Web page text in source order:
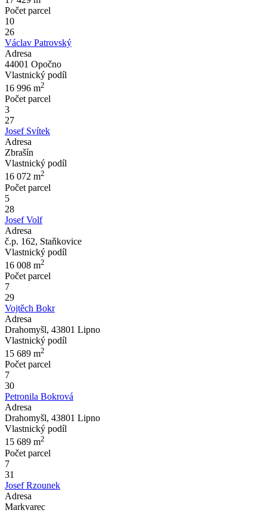
Počet parcel
10
26
Václav Patrovský
Adresa
44001 Opočno
Vlastnický podíl
16 996 m2
Počet parcel
3
27
Josef Svítek
Adresa
Zbrašín
Vlastnický podíl
16 072 m2
Počet parcel
5
28
Josef Volf
Adresa
č.p. 162, Staňkovice
Vlastnický podíl
16 008 m2
Počet parcel
7
29
Vojtěch Bokr
Adresa
Drahomyšl, 43801 Lipno
Vlastnický podíl
15 689 m2
Počet parcel
7
30
Petronila Bokrová
Adresa
Drahomyšl, 43801 Lipno
Vlastnický podíl
15 689 m2
Počet parcel
7
31
Josef Rzounek
Adresa
Markvarec